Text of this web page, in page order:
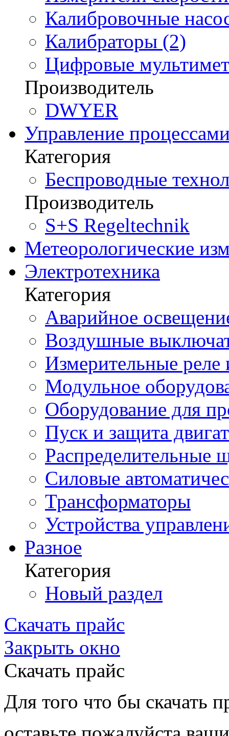
Калибровочные
Калибраторы (2)
Цифровые
Производитель
DWYER
Управление
Категория
Беспроводные
Производитель
S+S Regeltechnik
Метеорологические
Электротехника
Категория
Аварийное
Воздушные
Измерительные реле
Модульное
Оборудование для
Пуск и защита
Распределительные
Силовые
Трансформаторы
Устройства
Разное
Категория
Новый раздел
Скачать прайс
Закрыть окно
Скачать прайс
Для того что бы скачать